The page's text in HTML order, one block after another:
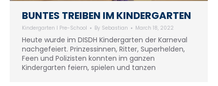
BUNTES TREIBEN IM KINDERGARTEN
Kindergarten I Pre-School By Sebastian March 18, 2022
Heute wurde im DISDH Kindergarten der Karneval
nachgefeiert. Prinzessinnen, Ritter, Superhelden,
Feen und Polizisten konnten im ganzen
Kindergarten feiern, spielen und tanzen